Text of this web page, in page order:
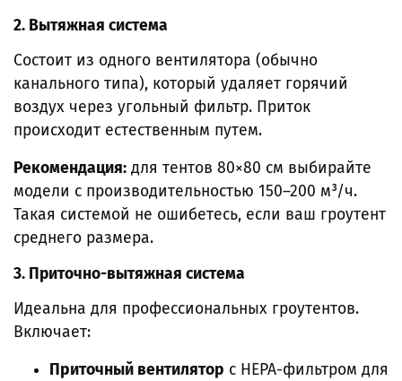
2. Вытяжная система
Состоит из одного вентилятора (обычно
канального типа), который удаляет горячий
воздух через угольный фильтр. Приток
происходит естественным путем.
Рекомендация: для тентов 80×80 см выбирайте
модели с производительностью 150–200 м³/ч.
Такая системой не ошибетесь, если ваш гроутент
среднего размера.
3. Приточно-вытяжная система
Идеальна для профессиональных гроутентов.
Включает:
Приточный вентилятор с HEPA-фильтром для